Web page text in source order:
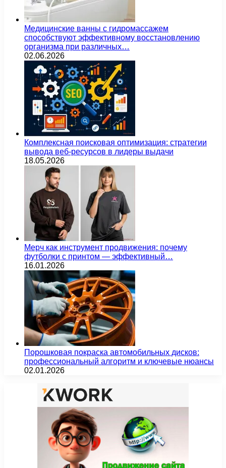
Медицинские ванны с гидромассажем
способствуют эффективному восстановлению
организма при различных…
02.06.2026
Комплексная поисковая оптимизация: стратегии
вывода веб-ресурсов в лидеры выдачи
18.05.2026
Мерч как инструмент продвижения: почему
футболки с принтом — эффективный…
16.01.2026
Порошковая покраска автомобильных дисков:
профессиональный алгоритм и ключевые нюансы
02.01.2026